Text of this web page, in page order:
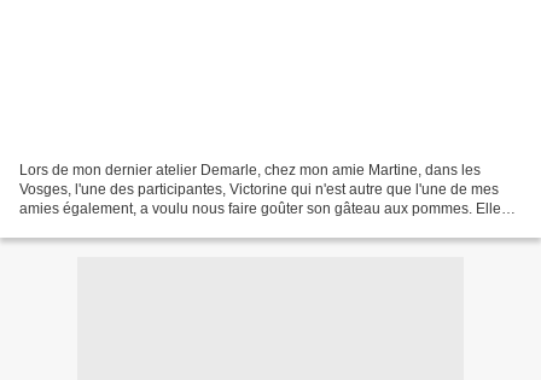
Lors de mon dernier atelier Demarle, chez mon amie Martine, dans les
Vosges, l'une des participantes, Victorine qui n'est autre que l'une de mes
amies également, a voulu nous faire goûter son gâteau aux pommes. Elle